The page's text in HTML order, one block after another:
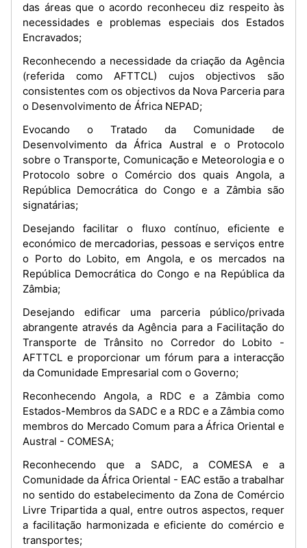
das áreas que o acordo reconheceu diz respeito às
necessidades e problemas especiais dos Estados
Encravados;
Reconhecendo a necessidade da criação da Agência
(referida como AFTTCL) cujos objectivos são
consistentes com os objectivos da Nova Parceria para
o Desenvolvimento de África NEPAD;
Evocando o Tratado da Comunidade de
Desenvolvimento da África Austral e o Protocolo
sobre o Transporte, Comunicação e Meteorologia e o
Protocolo sobre o Comércio dos quais Angola, a
República Democrática do Congo e a Zâmbia são
signatárias;
Desejando facilitar o fluxo contínuo, eficiente e
económico de mercadorias, pessoas e serviços entre
o Porto do Lobito, em Angola, e os mercados na
República Democrática do Congo e na República da
Zâmbia;
Desejando edificar uma parceria público/privada
abrangente através da Agência para a Facilitação do
Transporte de Trânsito no Corredor do Lobito -
AFTTCL e proporcionar um fórum para a interacção
da Comunidade Empresarial com o Governo;
Reconhecendo Angola, a RDC e a Zâmbia como
Estados-Membros da SADC e a RDC e a Zâmbia como
membros do Mercado Comum para a África Oriental e
Austral - COMESA;
Reconhecendo que a SADC, a COMESA e a
Comunidade da África Oriental - EAC estão a trabalhar
no sentido do estabelecimento da Zona de Comércio
Livre Tripartida a qual, entre outros aspectos, requer
a facilitação harmonizada e eficiente do comércio e
transportes;